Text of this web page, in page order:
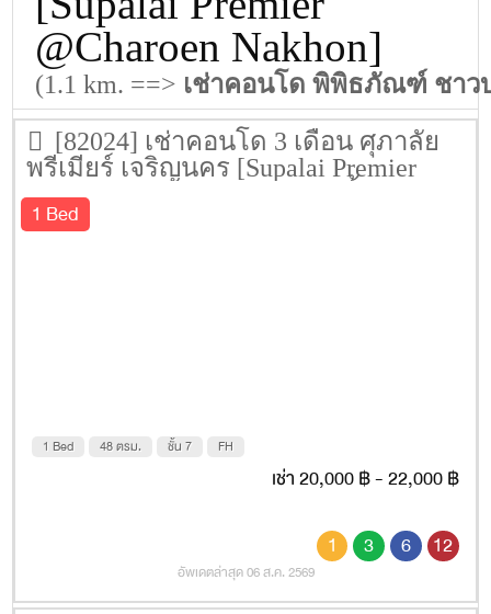
@Charoen Nakhon]
(1.1 km. ==> เช่าคอนโด พิพิธภัณฑ์ ชาว
[82024] เช่าคอนโด 3 เดือน ศุภาลัย
พรีเมียร์ เจริญนคร [Supalai Premier
@Charoen Nakhon] 48 ตรม. ชั้น 7
1 Bed
1 Bed 48 ตรม. ชั้น 7 FH
เช่า 20,000 ฿ - 22,000 ฿
1 3 6 12
อัพเดตล่าสุด 06 ส.ค. 2569